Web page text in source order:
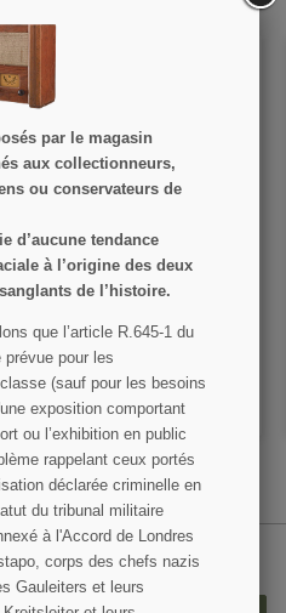
Crest 1er B.F.M. (No. 4
Commando)
VOIR LE DÉTAIL
AJOUTER AU PANIER
SPÉCIALES
par le magasin
aux collectionneurs,
ou conservateurs de
d’aucune tendance
à l’origine des deux
de l’histoire.
que l’article R.645­-1 du
prévue pour les
(sauf pour les besoins
exposition comportant
ou l’exhibition en public
rappelant ceux portés
déclarée criminelle en
du tribunal militaire
à l'Accord de Londres
corps des chefs nazis
Gauleiters et leurs